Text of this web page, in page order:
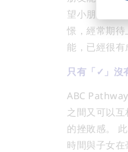
望小朋友知
憬，經常期
能，已經很有
只有「✓」沒
ABC
之間又可以
的挫敗感。
時間與子女在